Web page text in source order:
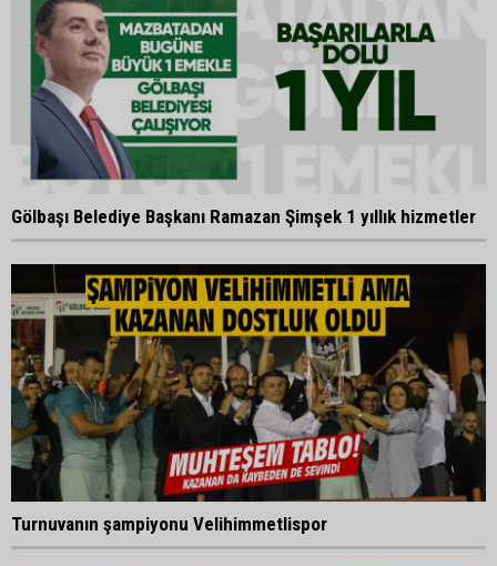
Gölbaşı Belediye Başkanı Ramazan Şimşek 1 yıllık hizmetler
Turnuvanın şampiyonu Velihimmetlispor